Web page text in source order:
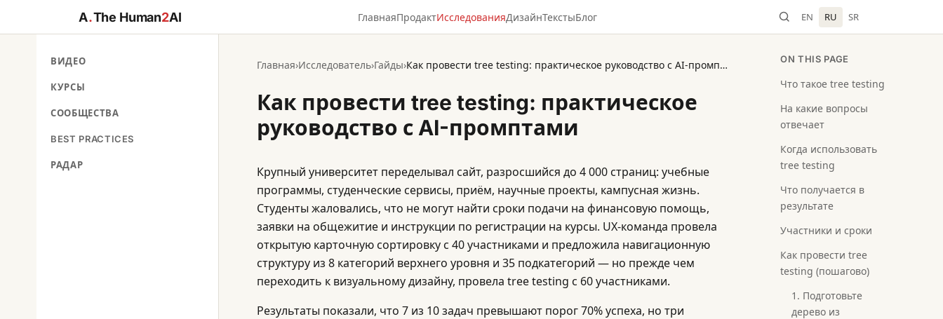
A.The Human2AI ГлавнаяПродактИсследованияДизайнТекстыБлог EN RU SR
ВИДЕО
КУРСЫ
СООБЩЕСТВА
BEST PRACTICES
РАДАР
Главная›Исследователь›Гайды› Как провести tree testing: практическое руководство с AI-промптами
Как провести tree testing: практическое
руководство с AI-промптами
Крупный университет переделывал сайт, разросшийся до 4 000 страниц: учебные
программы, студенческие сервисы, приём, научные проекты, кампусная жизнь.
Студенты жаловались, что не могут найти сроки подачи на финансовую помощь,
заявки на общежитие и инструкции по регистрации на курсы. UX-команда провела
открытую карточную сортировку с 40 участниками и предложила навигационную
структуру из 8 категорий верхнего уровня и 35 подкатегорий — но прежде чем
переходить к визуальному дизайну, провела tree testing с 60 участниками.
Результаты показали, что 7 из 10 задач превышают порог 70% успеха, но три
ON THIS PAGE
Что такое tree testing
На какие вопросы
отвечает
Когда использовать
tree testing
Что получается в
результате
Участники и сроки
Как провести tree
testing (пошагово)
1. Подготовьте
дерево из